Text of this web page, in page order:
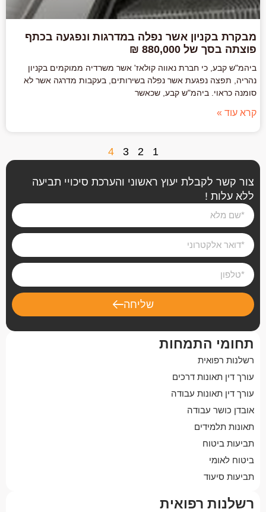
תחומי התמחות
רשלנות רפואית
עורך דין תאונות דרכים
עורך דין תאונות עבודה
אובדן כושר עבודה
תאונות תלמידים
תביעות ביטוח
ביטוח לאומי
תביעות סיעוד
רשלנות רפואית
צור קשר לקבלת יעוץ ראשוני והערכת סיכויי תביעה
ללא עלות !
שליחה
מבקרת בקניון אשר נפלה במדרגות ונפגעה בכתף
פוצתה בסך של 880,000 ₪
ביהמ"ש קבע, כי חברת נאווה קולאז' אשר משרדיה ממוקמים בקניון
נהריה, תפצה נפגעת אשר נפלה בשירותים, בעקבות מדרגה אשר לא
סומנה כראוי. ביהמ"ש קבע, שכאשר
קרא עוד »
1
2
3
4